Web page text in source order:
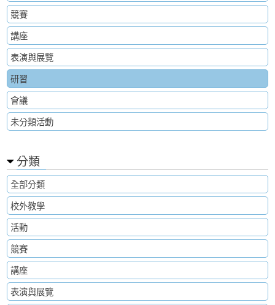
競賽
講座
表演與展覽
研習
會議
未分類活動
分類
全部分類
校外教學
活動
競賽
講座
表演與展覽